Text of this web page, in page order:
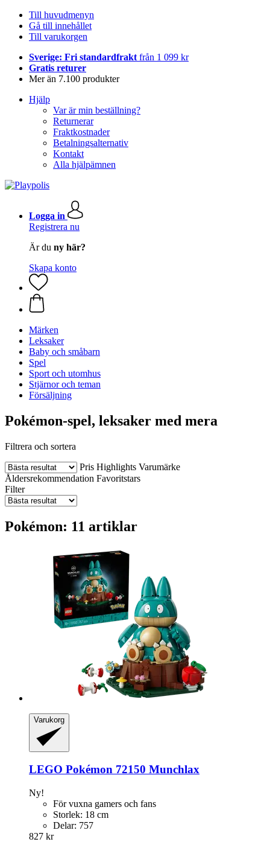
Till huvudmenyn
Gå till innehållet
Till varukorgen
Sverige: Fri standardfrakt från 1 099 kr
Gratis returer
Mer än 7.100 produkter
Hjälp
Var är min beställning?
Returnerar
Fraktkostnader
Betalningsalternativ
Kontakt
Alla hjälpämnen
Logga in
Registrera nu
Är du ny här?
Skapa konto
Märken
Leksaker
Baby och småbarn
Spel
Sport och utomhus
Stjärnor och teman
Försäljning
Pokémon-spel, leksaker med mera
Filtrera och sortera
Pris Highlights Varumärke
Åldersrekommendation Favoritstars
Filter
Pokémon: 11 artiklar
Varukorg
LEGO Pokémon 72150 Munchlax
Ny!
För vuxna gamers och fans
Storlek: 18 cm
Delar: 757
827 kr